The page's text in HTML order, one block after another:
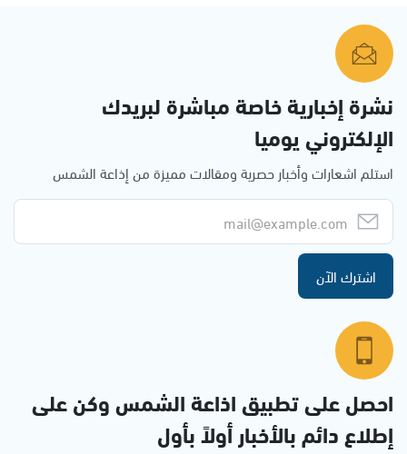
نشرة إخبارية خاصة مباشرة لبريدك
الإلكتروني يوميا
استلم اشعارات وأخبار حصرية ومقالات مميزة من إذاعة الشمس
اشترك الآن
احصل على تطبيق اذاعة الشمس وكن على
إطلاع دائم بالأخبار أولاً بأول